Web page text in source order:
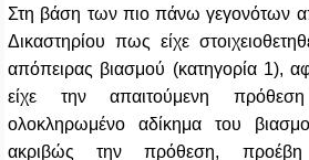
Στη βάση των πιο πάνω γεγονότων
Δικαστηρίου πως είχε
απόπειρας βιασμού (κατηγορία 1),
είχε την απαιτούμενη
ολοκληρωμένο αδίκημα του
ακριβώς την πρόθεση, προέβη